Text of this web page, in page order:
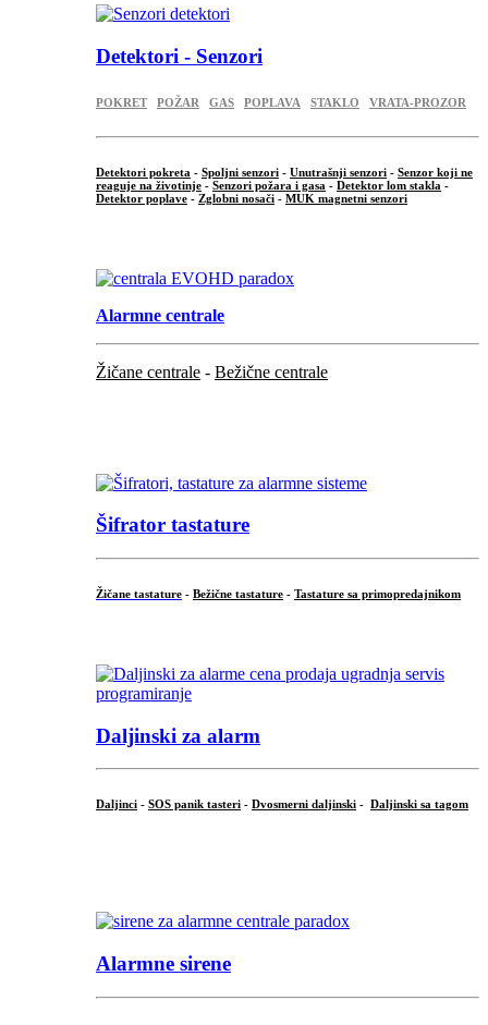
Detektori - Senzori
POKRET POŽAR GAS POPLAVA STAKLO VRATA-PROZOR
Detektori pokreta - Spoljni senzori - Unutrašnji senzori - Senzor koji ne
reaguje na životinje - Senzori požara i gasa - Detektor lom stakla -
Detektor poplave - Zglobni nosači - MUK magnetni senzori
Alarmne centrale
Žičane centrale - Bežične centrale
Šifrator tastature
Žičane tastature - Bežične tastature - Tastature sa primopredajnikom
Daljinski za alarm
Daljinci - SOS panik tasteri - Dvosmerni daljinski - Daljinski sa tagom
Alarmne sirene